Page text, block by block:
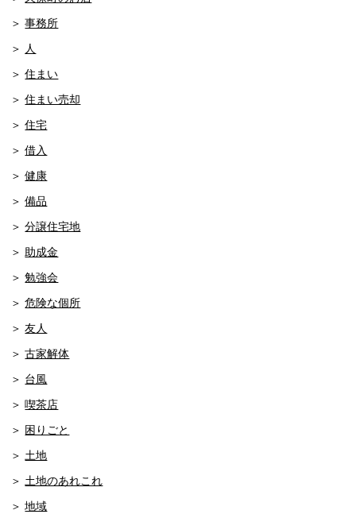
事務所
人
住まい
住まい売却
住宅
借入
健康
備品
分譲住宅地
助成金
勉強会
危険な個所
友人
古家解体
台風
喫茶店
困りごと
土地
土地のあれこれ
地域